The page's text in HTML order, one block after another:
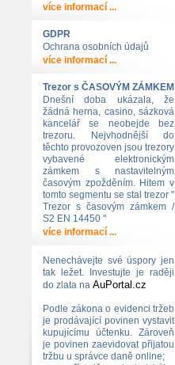
více informací ...
GDPR
Ochrana osobních údajů
více informací ...
Trezor s ČASOVÝM ZÁMKEM
Dnešní doba ukázala, že
žádná herna, casino, sázková
kancelář se neobejde bez
trezoru. Nejvhodnější do
těchto provozoven jsou trezory
vybavené elektronickým
zámkem s nastavitelným
časovým zpožděním. Hitem v
tomto segmentu se stal trezor "
Trezor s časovým zámkem /
S2 EN 14450 "
více informací ...
Nenechávejte své úspory jen
tak ležet. Investujte je raději
do zlata na AuPortal.cz
Podle zákona o evidenci tržeb
je prodávající povinen vystavit
kupujícímu účtenku. Zároveň
je povinen zaevidovat přijatou
tržbu u správce daně online;